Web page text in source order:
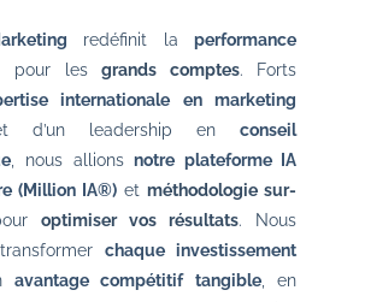
redéfinit laperformance
pour lesgrands comptes. Forts
internationale en marketing
d’un leadership enconseil
, nous allionsnotre plateforme IA
(Million IA®) etméthodologie sur-
optimiser vos résultats. Nous
chaque investissement
avantage compétitif tangible, en